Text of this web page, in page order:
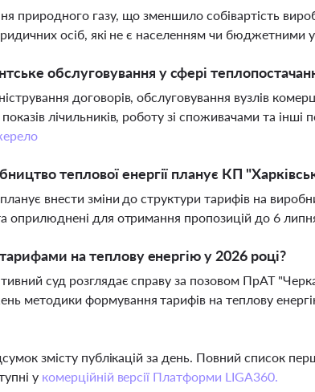
природного газу, що зменшило собівартість
осіб, які не є населенням чи бюджетними
обслуговування у сфері
договорів, обслуговування вузлів
лічильників, роботу зі споживачами та інші
теплової енергії планує КП
внести зміни до структури тарифів на
оприлюднені для отримання пропозицій до 6
тарифами на теплову енергію у 2026 році?
суд розглядає справу за позовом ПрАТ
методики формування тарифів на теплову
змісту публікацій за день. Повний список
у комерційній версії Платформи LIGA360.